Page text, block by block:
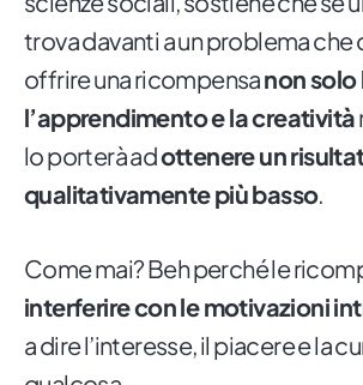
trova davanti a un problema che
offrire una ricompensanon
l’apprendimento e la creatività
lo porterà adottenere un
qualitativamente più basso.
Come mai? Beh perché le
interferire con le motivazioni
a dire l’interesse, il piacere e la